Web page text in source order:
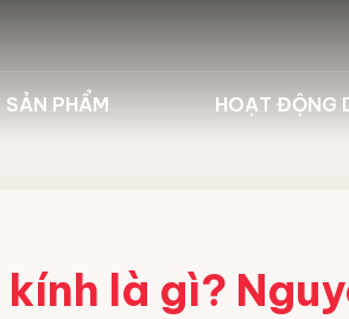
SẢN PHẨM
Xe cào rác bãi biển Hbarber
HOẠT ĐỘNG
là gì?